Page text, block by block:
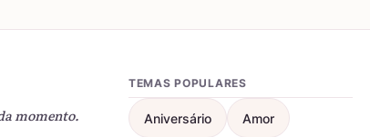
momento.
TEMAS POPULARES
Aniversário Amor